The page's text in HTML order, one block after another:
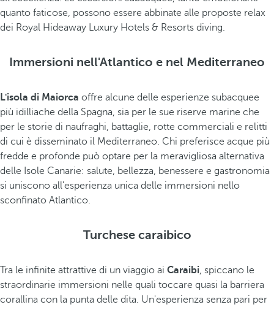
quanto faticose, possono essere abbinate alle proposte relax
dei Royal Hideaway Luxury Hotels & Resorts diving.
Immersioni nell'Atlantico e nel Mediterraneo
L'isola di Maiorca offre alcune delle esperienze subacquee
più idilliache della Spagna, sia per le sue riserve marine che
per le storie di naufraghi, battaglie, rotte commerciali e relitti
di cui è disseminato il Mediterraneo. Chi preferisce acque più
fredde e profonde può optare per la meravigliosa alternativa
delle Isole Canarie: salute, bellezza, benessere e gastronomia
si uniscono all'esperienza unica delle immersioni nello
sconfinato Atlantico.
Turchese caraibico
Tra le infinite attrattive di un viaggio ai Caraibi, spiccano le
straordinarie immersioni nelle quali toccare quasi la barriera
corallina con la punta delle dita. Un'esperienza senza pari per